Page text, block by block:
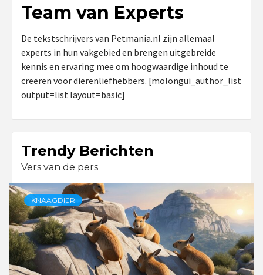
Team van Experts
De tekstschrijvers van Petmania.nl zijn allemaal
experts in hun vakgebied en brengen uitgebreide
kennis en ervaring mee om hoogwaardige inhoud te
creëren voor dierenliefhebbers. [molongui_author_list
output=list layout=basic]
Trendy Berichten
Vers van de pers
KNAAGDIER